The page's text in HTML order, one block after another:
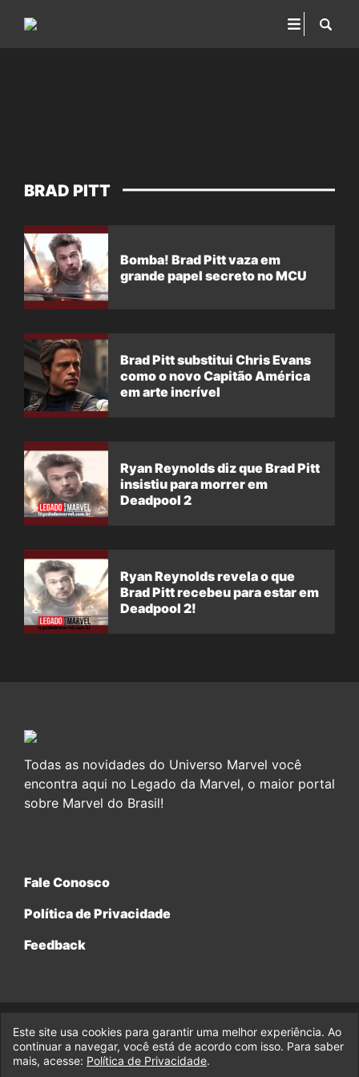
BRAD PITT
Bomba! Brad Pitt vaza em
grande papel secreto no MCU
Brad Pitt substitui Chris Evans
como o novo Capitão América
em arte incrível
Ryan Reynolds diz que Brad Pitt
insistiu para morrer em
Deadpool 2
Ryan Reynolds revela o que
Brad Pitt recebeu para estar em
Deadpool 2!
Todas as novidades do Universo Marvel você
encontra aqui no Legado da Marvel, o maior portal
sobre Marvel do Brasil!
Fale Conosco
Política de Privacidade
Feedback
© 2017-2026 Legado da Marvel, uma empresa da Legado
Enterprises.
Este site usa cookies para garantir uma melhor experiência. Ao
continuar a navegar, você está de acordo com isso. Para saber
mais, acesse: Política de Privacidade.